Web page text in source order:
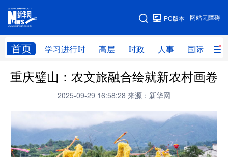
网站无障碍
PC版本
首页 学习进行时 高层 时政 人事 国际 财
网站地图
学习进行时 高层 时政 人事
财经 网评
全球连线 教育
科创 量子 体育
重庆璧山：农文旅融合绘就新农村画卷
2025-09-29 16:58:28 来源：新华网